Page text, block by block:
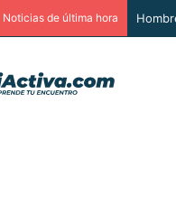
Noticias de última hora A